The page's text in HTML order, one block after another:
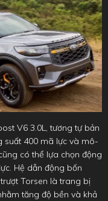
V6 3.0L, tương tự bản
suất 400 mã lực và mô-
có thể lựa chọn động
Hệ dẫn động bốn
Torsen là trang bị
tăng độ bền và khả